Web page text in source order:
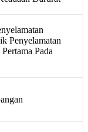
Penyelamatan
Pada